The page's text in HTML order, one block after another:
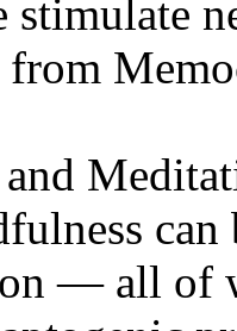
stimulate
can
— all of